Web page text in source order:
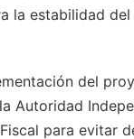
la estabilidad
del
Autoridad
para evitar